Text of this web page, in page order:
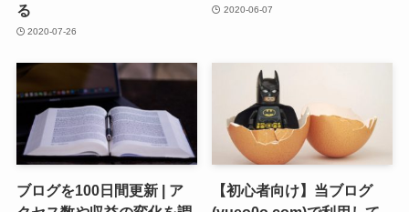
る
2020-07-26
2020-06-07
ブログを100日間更新 | ア
【初心者向け】当ブログ